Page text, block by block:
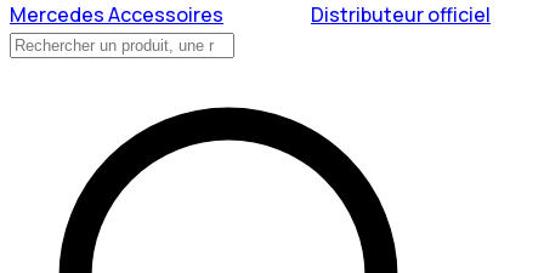
Mercedes Accessoires Distributeur officiel